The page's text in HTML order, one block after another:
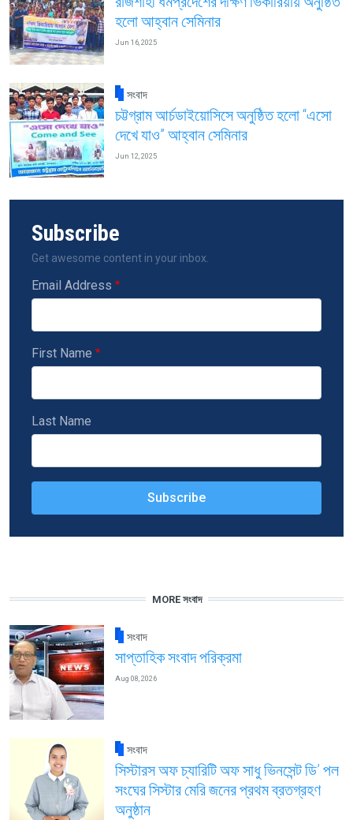
হলো আহ্বান সেমিনার
Jun 16, 2025
সংবাদ
চট্টগ্রাম আর্চডাইয়োসিসে অনুষ্ঠিত হলো “এসো
দেখে যাও” আহ্বান সেমিনার
Jun 12, 2025
Subscribe
Get awesome content in your inbox.
Email Address
First Name
Last Name
MORE সংবাদ
সংবাদ
সাপ্তাহিক সংবাদ পরিক্রমা
Aug 08, 2026
সংবাদ
সিস্টারস অফ চ্যারিটি অফ সাধু ভিনসেন্ট ডি’ পল
সংঘের সিস্টার মেরি জনের প্রথম ব্রতগ্রহণ
অনুষ্ঠান